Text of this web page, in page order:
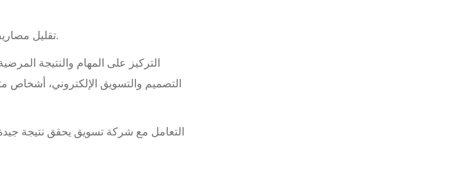
تقليل مصاريف التواجد في المقر من الكهرباء والإنترنت والرواتب ومختلف الأدوات المتوفرة مع الشركة.
التركيز على المهام والنتيجة
التصميم والتسويق الإلكتروني،
التعامل مع شركة تسويق يحقق نتيجة